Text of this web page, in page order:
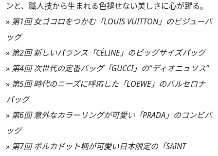
ンと、職人技から生まれる色褪せない美しさに心が躍る。
» 第1回 女ゴコロをつかむ「LOUIS VUITTON」のビジューバ
ッグ
» 第2回 新しいバランス「CÉLINE」のビッグサイズバッグ
» 第4回 次世代の定番バッグ「GUCCI」の“ディオニュソス”
» 第5回 時代のニーズに呼応した「LOEWE」のバルセロナ
バッグ
» 第6回 意外なカラーリングが可愛い「PRADA」のコンビバ
ッグ
» 第7回 ポルカドット柄が可愛い日本限定の「SAINT